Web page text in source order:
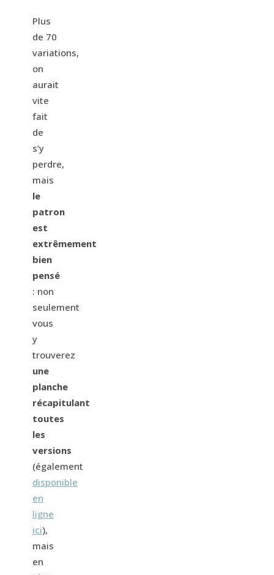
Plus
de 70
variations,
on
aurait
vite
fait
de
s’y
perdre,
mais
le
patron
est
extrêmement
bien
pensé
: non
seulement
vous
y
trouverez
une
planche
récapitulant
toutes
les
versions
(également
disponible
en
ligne
ici),
mais
en